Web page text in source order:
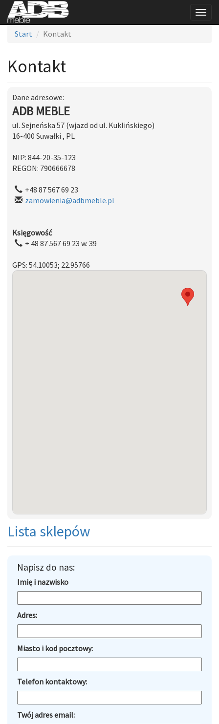
Start
Kontakt
Kontakt
Dane adresowe:
ADB MEBLE
ul. Sejneńska 57 (wjazd od ul. Kuklińskiego)
16-400 Suwałki , PL
NIP: 844-20-35-123
REGON: 790666678
+48 87 567 69 23
zamowienia@adbmeble.pl
Księgowość
+ 48 87 567 69 23 w. 39
GPS: 54.10053; 22.95766
Lista sklepów
Napisz do nas:
Imię i nazwisko
Adres:
Miasto i kod pocztowy:
Telefon kontaktowy:
Twój adres email: